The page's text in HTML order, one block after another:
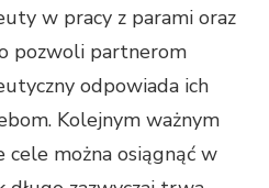
w pracy z parami oraz
pozwoli partnerom
odpowiada ich
Kolejnym ważnym
można osiągnąć w